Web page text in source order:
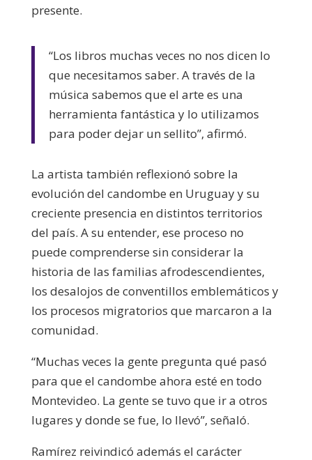
presente.
“Los libros muchas veces no nos dicen lo
que necesitamos saber. A través de la
música sabemos que el arte es una
herramienta fantástica y lo utilizamos
para poder dejar un sellito”, afirmó.
La artista también reflexionó sobre la
evolución del candombe en Uruguay y su
creciente presencia en distintos territorios
del país. A su entender, ese proceso no
puede comprenderse sin considerar la
historia de las familias afrodescendientes,
los desalojos de conventillos emblemáticos y
los procesos migratorios que marcaron a la
comunidad.
“Muchas veces la gente pregunta qué pasó
para que el candombe ahora esté en todo
Montevideo. La gente se tuvo que ir a otros
lugares y donde se fue, lo llevó”, señaló.
Ramírez reivindicó además el carácter